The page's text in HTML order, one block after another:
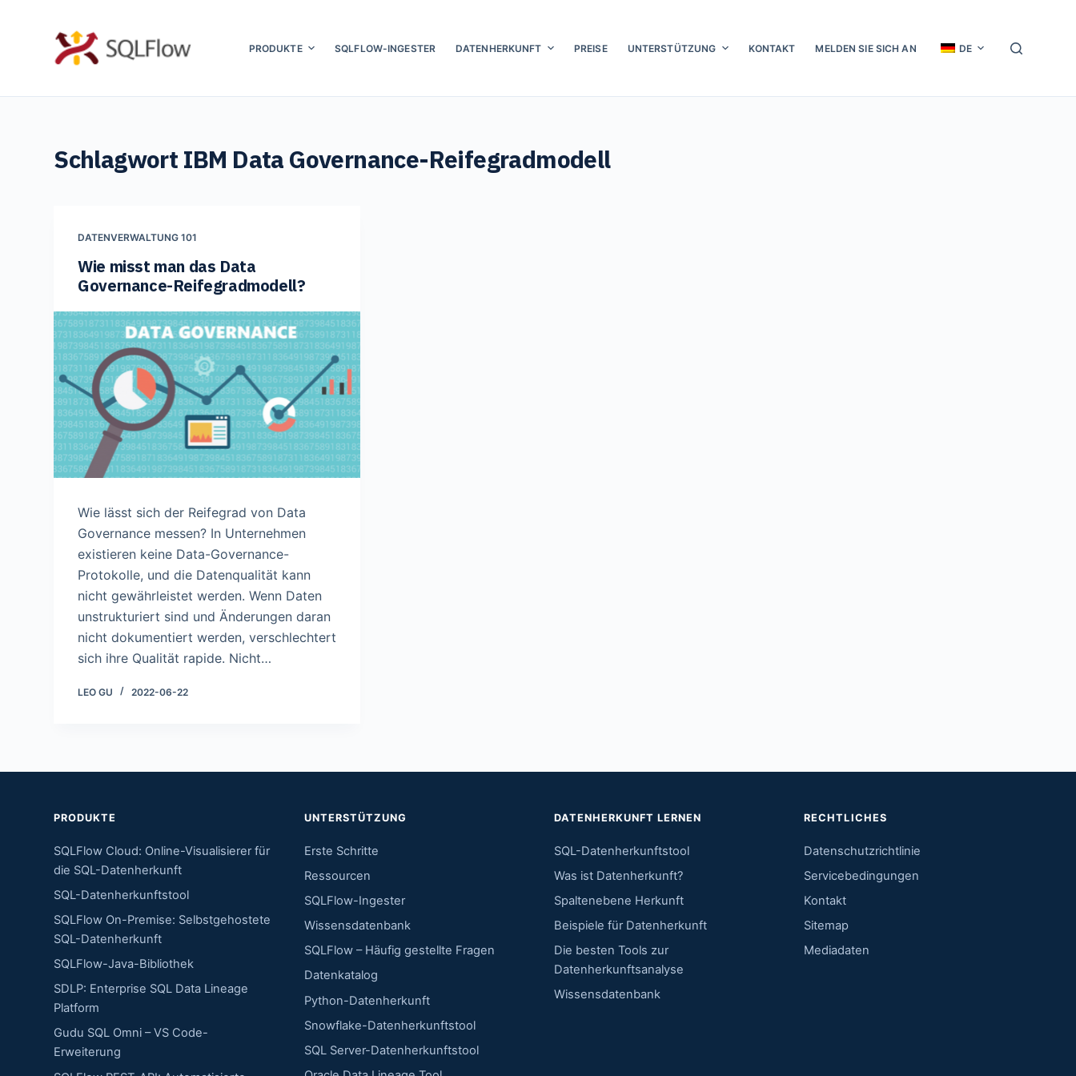
PRODUKTE SQLFLOW-INGESTER DATENHERKUNFT PREISE UNTERSTÜTZUNG KONTAKT MELDEN SIE SICH AN DE
Schlagwort IBM Data Governance-Reifegradmodell
DATENVERWALTUNG 101
Wie misst man das Data
Governance-Reifegradmodell?
Wie lässt sich der Reifegrad von Data
Governance messen? In Unternehmen
existieren keine Data-Governance-
Protokolle, und die Datenqualität kann
nicht gewährleistet werden. Wenn Daten
unstrukturiert sind und Änderungen daran
nicht dokumentiert werden, verschlechtert
sich ihre Qualität rapide. Nicht…
LEO GU 2022-06-22
PRODUKTE
SQLFlow Cloud: Online-Visualisierer für
die SQL-Datenherkunft
SQL-Datenherkunftstool
SQLFlow On-Premise: Selbstgehostete
SQL-Datenherkunft
SQLFlow-Java-Bibliothek
SDLP: Enterprise SQL Data Lineage
Platform
Gudu SQL Omni – VS Code-
Erweiterung
UNTERSTÜTZUNG
Erste Schritte
Ressourcen
SQLFlow-Ingester
Wissensdatenbank
SQLFlow – Häufig gestellte Fragen
Datenkatalog
Python-Datenherkunft
Snowflake-Datenherkunftstool
SQL Server-Datenherkunftstool
DATENHERKUNFT LERNEN
SQL-Datenherkunftstool
Was ist Datenherkunft?
Spaltenebene Herkunft
Beispiele für Datenherkunft
Die besten Tools zur
Datenherkunftsanalyse
Wissensdatenbank
RECHTLICHES
Datenschutzrichtlinie
Servicebedingungen
Kontakt
Sitemap
Mediadaten